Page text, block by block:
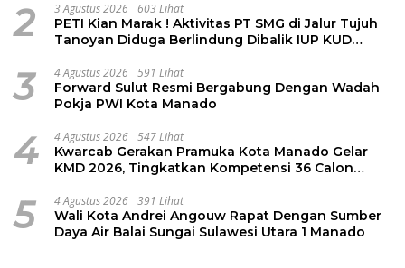
2 3 Agustus 2026 603 Lihat
PETI Kian Marak ! Aktivitas PT SMG di Jalur Tujuh
Tanoyan Diduga Berlindung Dibalik IUP KUD
3 4 Agustus 2026 591 Lihat
Forward Sulut Resmi Bergabung Dengan Wadah
Pokja PWI Kota Manado
4 4 Agustus 2026 547 Lihat
Kwarcab Gerakan Pramuka Kota Manado Gelar
KMD 2026, Tingkatkan Kompetensi 36 Calon
5 4 Agustus 2026 391 Lihat
Wali Kota Andrei Angouw Rapat Dengan Sumber
Daya Air Balai Sungai Sulawesi Utara 1 Manado